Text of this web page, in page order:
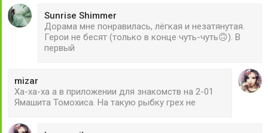
Sunrise Shimmer
Дорама мне понравилась, лёгкая и незатянутая.
Герои не бесят (только в конце чуть-чуть🙃). В
первый
mizar
Ха-ха-ха а в приложении для знакомств на 2-01
Ямашита Томохиса. На такую рыбку грех не